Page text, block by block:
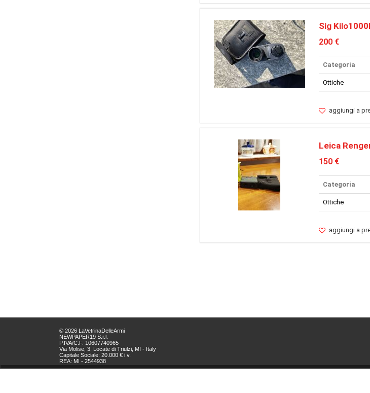
Sig
200 €
Categoria
Ottiche
aggiungi a
Leica
150 €
Categoria
Ottiche
aggiungi a
© 2026 LaVetrinaDelleArmi
NEWPAPER19 S.r.l.
P.IVA/C.F. 10607740965
Via Molise, 3, Locate di Triulzi, MI - Italy
Capitale Sociale: 20.000 € i.v.
REA: MI - 2544938